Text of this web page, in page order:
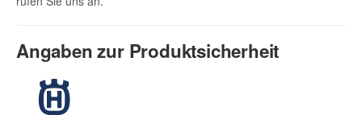
Angaben zur Produktsicherheit